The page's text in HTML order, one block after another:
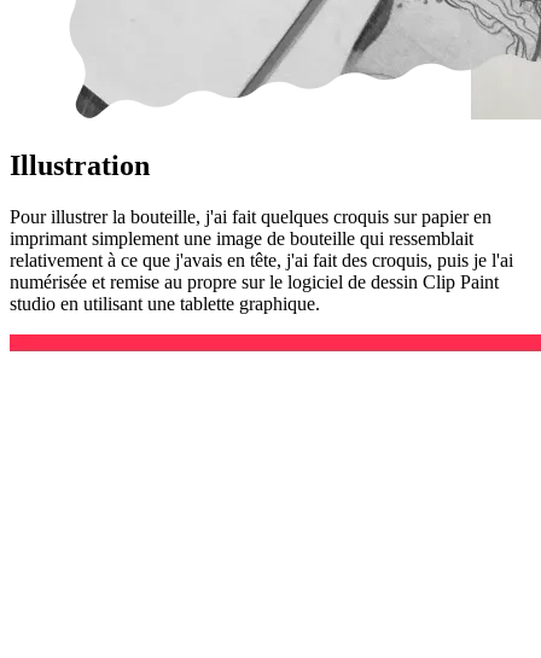
Illustration
Pour illustrer la bouteille, j'ai fait quelques croquis sur papier en
imprimant simplement une image de bouteille qui ressemblait
relativement à ce que j'avais en tête, j'ai fait des croquis, puis je l'ai
numérisée et remise au propre sur le logiciel de dessin Clip Paint
studio en utilisant une tablette graphique.